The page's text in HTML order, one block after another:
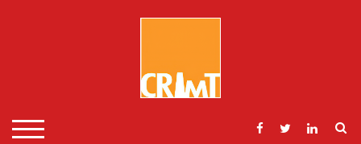
TOGGLE MOBILE MENU